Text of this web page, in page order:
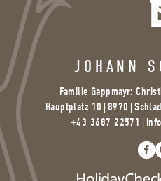
JOHANN
Familie Gappmayr:
Hauptplatz 10 | 8970 |
+43 3687 22571 |